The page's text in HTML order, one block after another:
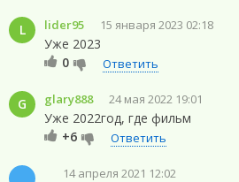
L lider95 15 января 2023 02:18
Уже 2023
0
Ответить
G glary888 24 мая 2022 19:01
Уже 2022год, где фильм
+6
Ответить
14 апреля 2021 12:02